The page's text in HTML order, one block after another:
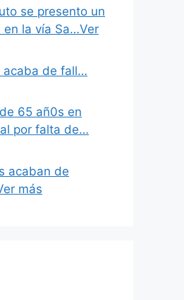
se presento un
la vía Sa…Ver
acaba de fall…
65 añ0s en
por falta de…
acaban de
más